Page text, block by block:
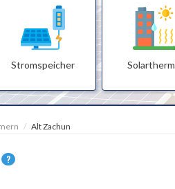
Stromspeicher
Alt Zachun
?